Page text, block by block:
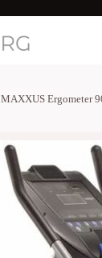
MAXXUS Ergometer